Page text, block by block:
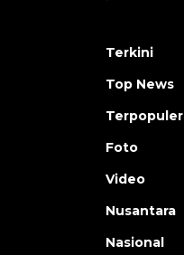
Terkini
Top News
Terpopuler
Foto
Video
Nusantara
Nasional